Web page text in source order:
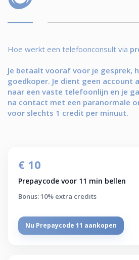
Hoe werkt een telefoonconsult via
Je betaalt vooraf voor je gesprek,
goedkoper. Je dient geen account
naar een vaste telefoonlijn en je
na contact met een paranormale
voor slechts 1 credit per minuut.
€ 10
Prepaycode voor 11 min bellen
Bonus: 10% extra credits
Nu Prepaycode 11 aankopen